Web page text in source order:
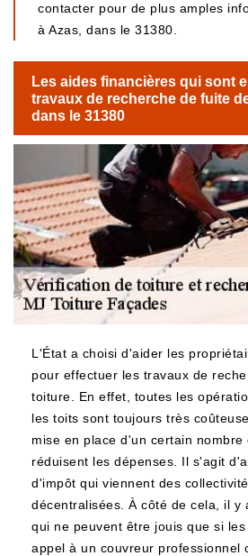
contacter pour de plus amples
à Azas, dans le 31380.
Les aides financières qui sont
travaux de recherche de fuite
dans le 31380
L'État a choisi d'aider les
pour effectuer les travaux de
toiture. En effet, toutes les
les toits sont toujours très
mise en place d'un certain nombre
réduisent les dépenses. Il s'agit
d'impôt qui viennent des
décentralisées. À côté de cela, il y
qui ne peuvent être jouis que si
appel à un couvreur professionnel